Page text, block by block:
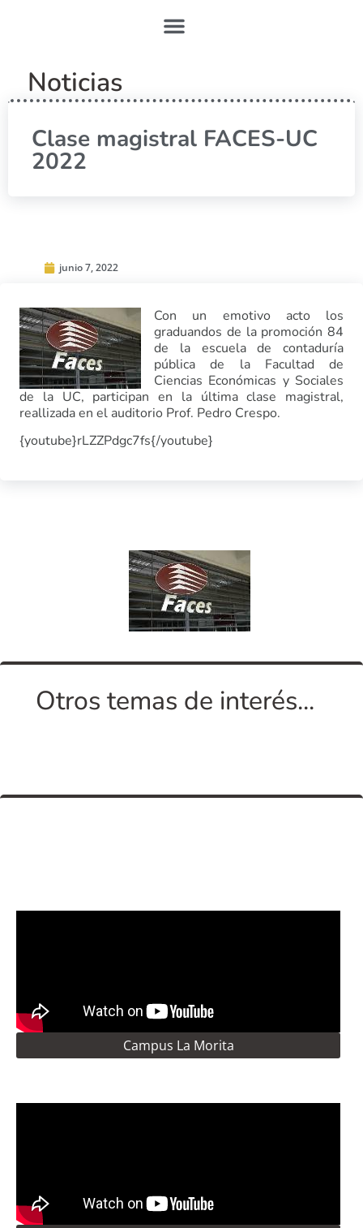
Noticias
Clase magistral FACES-UC
2022
junio 7, 2022
Con un emotivo acto los
graduandos de la promoción 84
de la escuela de contaduría
pública de la Facultad de
Ciencias Económicas y Sociales
de la UC, participan en la última clase magistral,
reallizada en el auditorio Prof. Pedro Crespo.
{youtube}rLZZPdgc7fs{/youtube}
Otros temas de interés...
Campus La Morita